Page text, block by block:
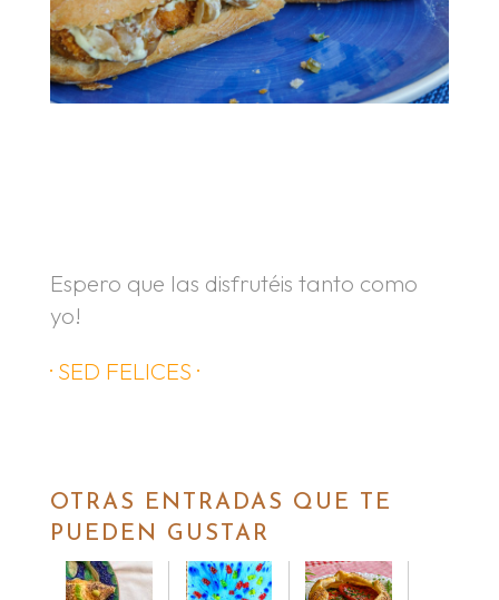
Espero que las disfrutéis tanto como
yo!
· SED FELICES ·
OTRAS ENTRADAS QUE TE
PUEDEN GUSTAR